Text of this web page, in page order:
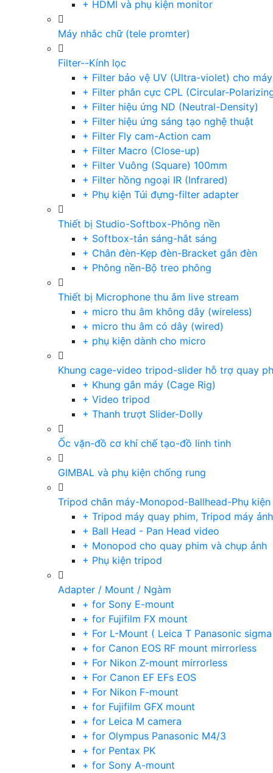
+ HDMI và phụ kiện monitor
Máy nhắc chữ (tele promter)
Filter--Kính lọc
+ Filter bảo vệ UV (Ultra-violet) cho
+ Filter phân cực CPL (Circular-
+ Filter hiệu ứng ND (Neutral-Density)
+ Filter hiệu ứng sáng tạo nghệ thuật
+ Filter Fly cam-Action cam
+ Filter Macro (Close-up)
+ Filter Vuông (Square) 100mm
+ Filter hồng ngoại IR (Infrared)
+ Phụ kiện Túi đựng-filter adapter
Thiết bị Studio-Softbox-Phông nền
+ Softbox-tản sáng-hắt sáng
+ Chân đèn-Kẹp đèn-Bracket gắn đèn
+ Phông nền-Bộ treo phông
Thiết bị Microphone thu âm live stream
+ micro thu âm không dây (wireless)
+ micro thu âm có dây (wired)
+ phụ kiện dành cho micro
Khung cage-video tripod-slider hỗ trợ quay
+ Khung gắn máy (Cage Rig)
+ Video tripod
+ Thanh trượt Slider-Dolly
Ốc vặn-đồ cơ khí chế tạo-đồ linh tinh
GIMBAL và phụ kiện chống rung
Tripod chân máy-Monopod-Ballhead-Phụ kiện
+ Tripod máy quay phim, Tripod máy
+ Ball Head - Pan Head video
+ Monopod cho quay phim và chụp ảnh
+ Phụ kiện tripod
Adapter / Mount / Ngàm
+ for Sony E-mount
+ for Fujifilm FX mount
+ For L-Mount ( Leica T Panasonic
+ for Canon EOS RF mount mirrorless
+ For Nikon Z-mount mirrorless
+ For Canon EF EFs EOS
+ For Nikon F-mount
+ for Fujifilm GFX mount
+ for Leica M camera
+ for Olympus Panasonic M4/3
+ for Pentax PK
+ for Sony A-mount